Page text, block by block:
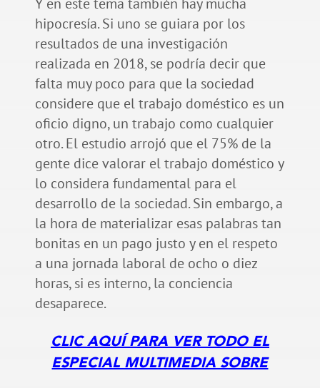
hipocresía. Si uno se guiara por los
resultados de una investigación
realizada en 2018, se podría decir que
falta muy poco para que la sociedad
considere que el trabajo doméstico es un
oficio digno, un trabajo como cualquier
otro. El estudio arrojó que el 75% de la
gente dice valorar el trabajo doméstico y
lo considera fundamental para el
desarrollo de la sociedad. Sin embargo, a
la hora de materializar esas palabras tan
bonitas en un pago justo y en el respeto
a una jornada laboral de ocho o diez
horas, si es interno, la conciencia
desaparece.
CLIC AQUÍ PARA VER TODO EL
ESPECIAL MULTIMEDIA SOBRE